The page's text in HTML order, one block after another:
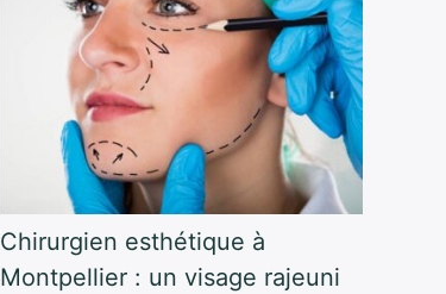
Chirurgien esthétique à
Montpellier : un visage rajeuni